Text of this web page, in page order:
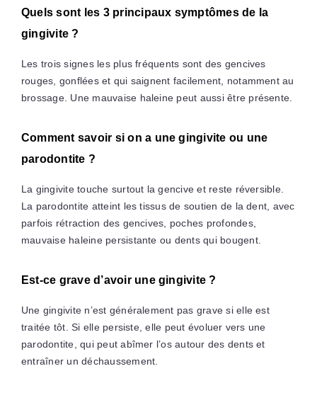
Quels sont les 3 principaux symptômes de la
gingivite ?
Les trois signes les plus fréquents sont des gencives
rouges, gonflées et qui saignent facilement, notamment au
brossage. Une mauvaise haleine peut aussi être présente.
Comment savoir si on a une gingivite ou une
parodontite ?
La gingivite touche surtout la gencive et reste réversible.
La parodontite atteint les tissus de soutien de la dent, avec
parfois rétraction des gencives, poches profondes,
mauvaise haleine persistante ou dents qui bougent.
Est-ce grave d’avoir une gingivite ?
Une gingivite n’est généralement pas grave si elle est
traitée tôt. Si elle persiste, elle peut évoluer vers une
parodontite, qui peut abîmer l’os autour des dents et
entraîner un déchaussement.